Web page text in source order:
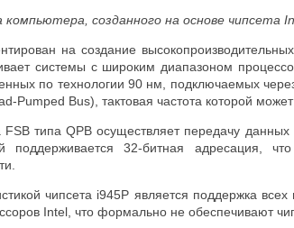
созданного на основе чипсета
на создание
системы с широким диапазоном
по технологии 90 нм, подключаемых
Pumped Bus), тактовая частота которой
FSB типа QPB осуществляет передачу
поддерживается 32-битная адресация,
чипсета i945P является поддержка
Intel, что формально не обеспечивают